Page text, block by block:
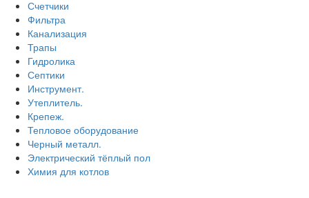
Счетчики
Фильтра
Канализация
Трапы
Гидролика
Септики
Инструмент.
Утеплитель.
Крепеж.
Тепловое оборудование
Черный металл.
Электрический тёплый пол
Химия для котлов